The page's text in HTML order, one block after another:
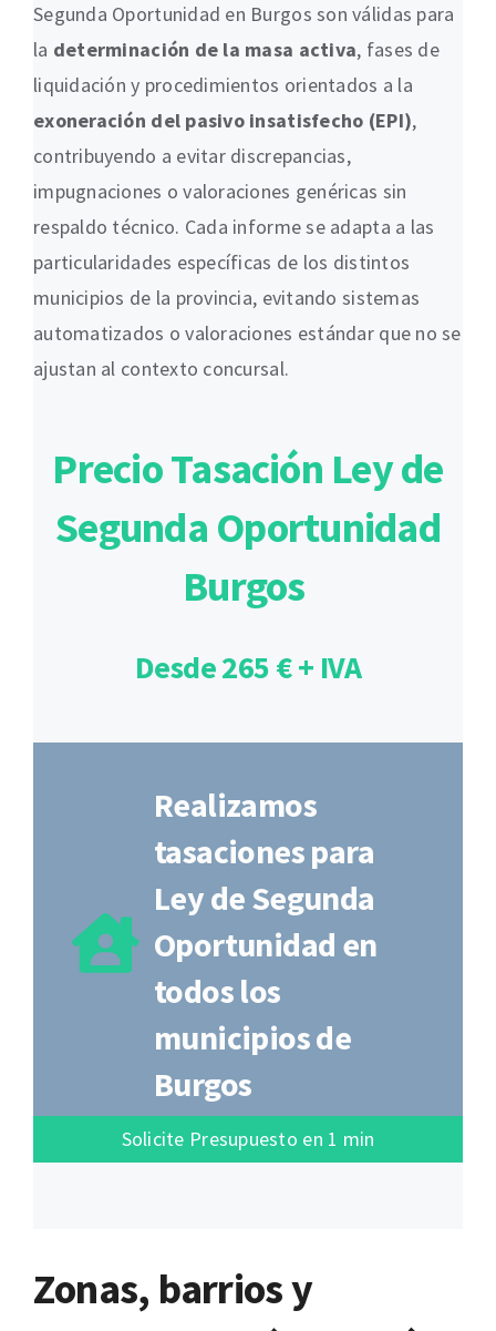
Segunda Oportunidad en Burgos son válidas para
la determinación de la masa activa, fases de
liquidación y procedimientos orientados a la
exoneración del pasivo insatisfecho (EPI),
contribuyendo a evitar discrepancias,
impugnaciones o valoraciones genéricas sin
respaldo técnico. Cada informe se adapta a las
particularidades específicas de los distintos
municipios de la provincia, evitando sistemas
automatizados o valoraciones estándar que no se
ajustan al contexto concursal.
Precio Tasación Ley de
Segunda Oportunidad
Burgos
Desde 265 € + IVA
Realizamos
tasaciones para
Ley de Segunda
Oportunidad en
todos los
municipios de
Burgos
Solicite Presupuesto en 1 min
Zonas, barrios y